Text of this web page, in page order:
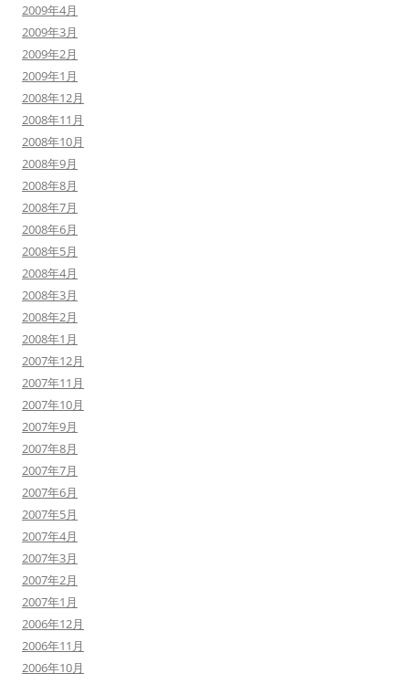
2009年4月
2009年3月
2009年2月
2009年1月
2008年12月
2008年11月
2008年10月
2008年9月
2008年8月
2008年7月
2008年6月
2008年5月
2008年4月
2008年3月
2008年2月
2008年1月
2007年12月
2007年11月
2007年10月
2007年9月
2007年8月
2007年7月
2007年6月
2007年5月
2007年4月
2007年3月
2007年2月
2007年1月
2006年12月
2006年11月
2006年10月